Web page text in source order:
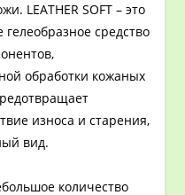
LEATHER SOFT – это
средство
обработки кожаных
износа и старения,
вид.
количество